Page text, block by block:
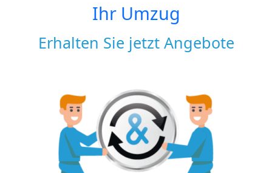
Ihr Umzug
Erhalten Sie jetzt Angebote